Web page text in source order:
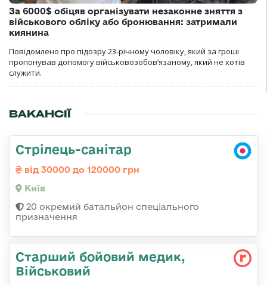
За 6000$ обіцяв організувати незаконне зняття з
військового обліку або бронювання: затримали
киянина
Повідомлено про підозру 23-річному чоловіку, який за гроші
пропонував допомогу військовозобов’язаному, який не хотів
служити.
ВАКАНСІЇ
Стрілець-санітар
від 30000 до 120000 грн
Київ
20 окремий батальйон спеціального
призначення
Старший бойовий медик,
Військовий